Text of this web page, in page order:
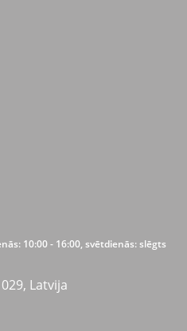
10:00 - 16:00, svētdienās: slēgts
Latvija